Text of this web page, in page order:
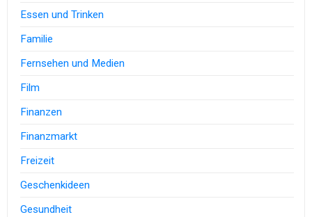
Essen und Trinken
Familie
Fernsehen und Medien
Film
Finanzen
Finanzmarkt
Freizeit
Geschenkideen
Gesundheit